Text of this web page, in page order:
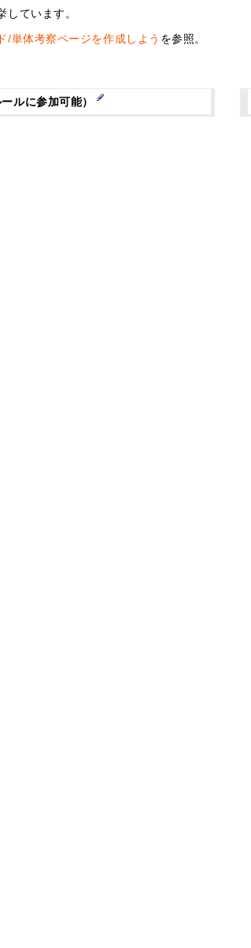
ています。
/単体考察ページを作成しよう を参照。
ールに参加可能）